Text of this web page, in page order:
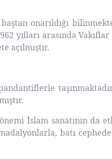
onarıldığı
yılları arasında
açılmıştır.
İslam sanatının da
batı